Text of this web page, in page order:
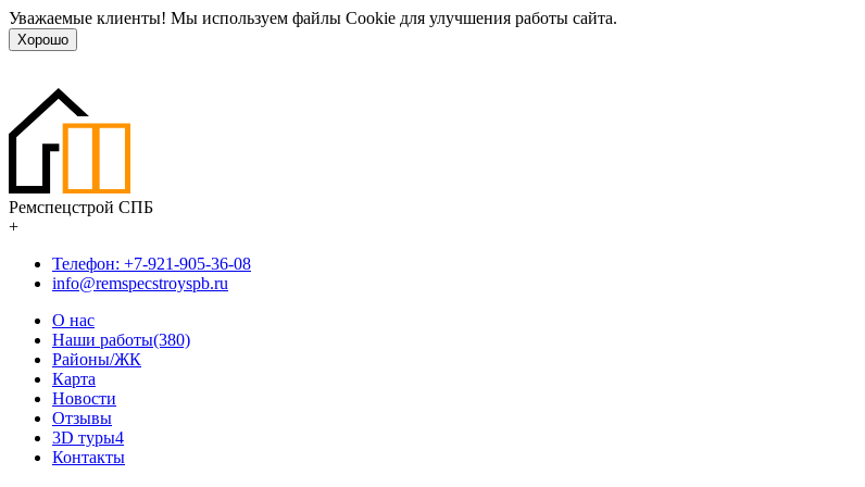
Уважаемые клиенты! Мы используем файлы Cookie для улучшения работы сайта.
Хорошо
Ремспецстрой СПБ
+
Телефон: +7-921-905-36-08
info@remspecstroyspb.ru
О нас
Наши работы(380)
Районы/ЖК
Карта
Новости
Отзывы
3D туры4
Контакты